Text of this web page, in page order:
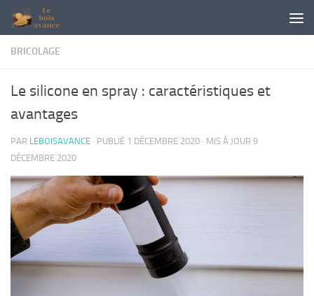
Skip to content
BRICOLAGE
Le silicone en spray : caractéristiques et
avantages
PAR LEBOISAVANCE · PUBLIÉ 1 DÉCEMBRE 2020 · MIS À JOUR 9
DÉCEMBRE 2020